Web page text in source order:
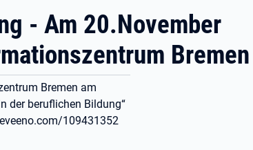
- Am 20.November
Bremen
Bremen am
der beruflichen Bildung“
109431352